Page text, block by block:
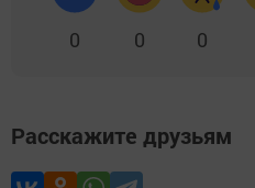
0 0 0
Расскажите друзьям